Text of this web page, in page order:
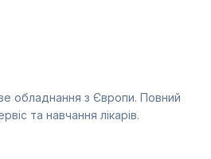
обладнання з Європи. Повний
та навчання лікарів.